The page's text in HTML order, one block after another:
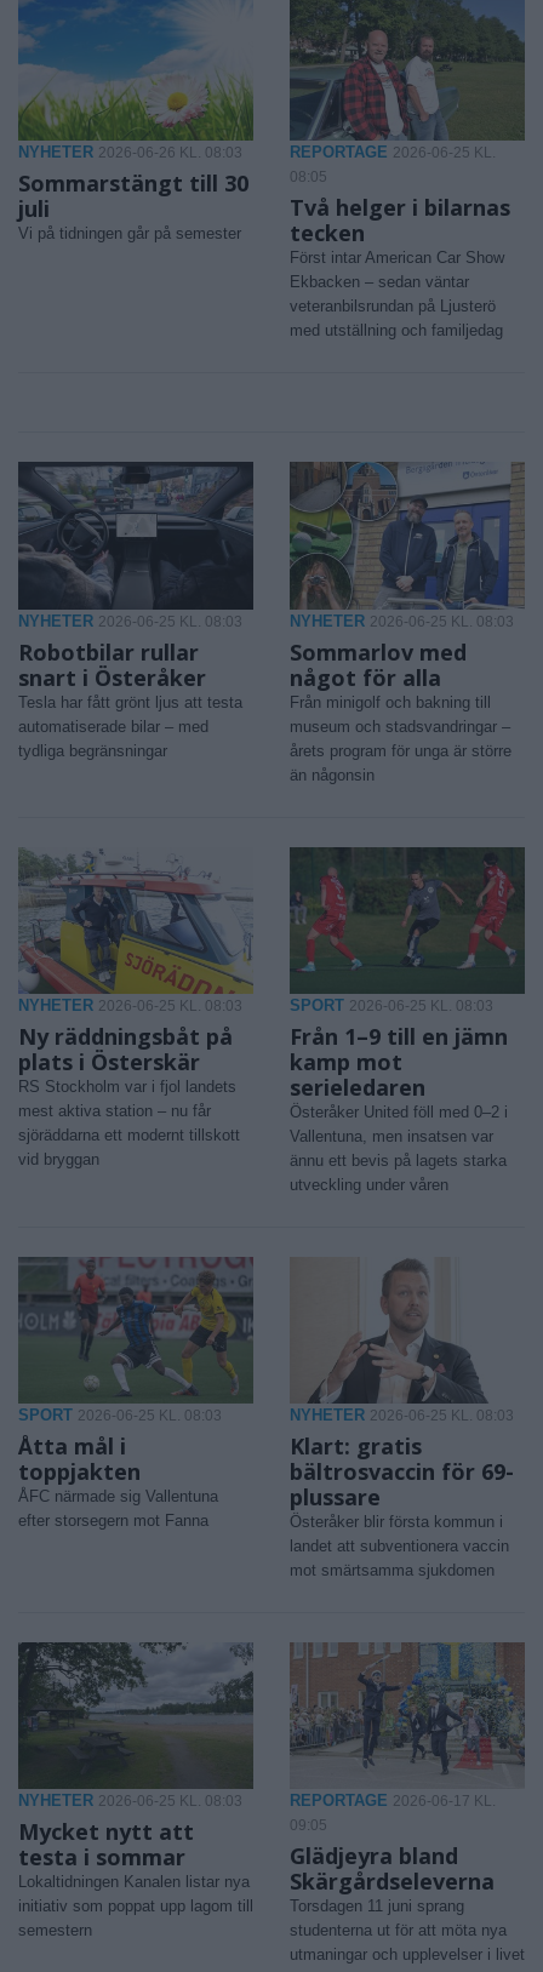
NYHETER 2026-06-26 KL. 08:03
Sommarstängt till 30
juli
Vi på tidningen går på semester
REPORTAGE 2026-06-25 KL.
08:05
Två helger i bilarnas
tecken
Först intar American Car Show
Ekbacken – sedan väntar
veteranbilsrundan på Ljusterö
med utställning och familjedag
NYHETER 2026-06-25 KL. 08:03
Robotbilar rullar
snart i Österåker
Tesla har fått grönt ljus att testa
automatiserade bilar – med
tydliga begränsningar
NYHETER 2026-06-25 KL. 08:03
Sommarlov med
något för alla
Från minigolf och bakning till
museum och stadsvandringar –
årets program för unga är större
än någonsin
NYHETER 2026-06-25 KL. 08:03
Ny räddningsbåt på
plats i Österskär
RS Stockholm var i fjol landets
mest aktiva station – nu får
sjöräddarna ett modernt tillskott
vid bryggan
SPORT 2026-06-25 KL. 08:03
Från 1–9 till en jämn
kamp mot
serieledaren
Österåker United föll med 0–2 i
Vallentuna, men insatsen var
ännu ett bevis på lagets starka
utveckling under våren
SPORT 2026-06-25 KL. 08:03
Åtta mål i
toppjakten
ÅFC närmade sig Vallentuna
efter storsegern mot Fanna
NYHETER 2026-06-25 KL. 08:03
Klart: gratis
bältrosvaccin för 69-
plussare
Österåker blir första kommun i
landet att subventionera vaccin
mot smärtsamma sjukdomen
NYHETER 2026-06-25 KL. 08:03
Mycket nytt att
testa i sommar
Lokaltidningen Kanalen listar nya
initiativ som poppat upp lagom till
semestern
REPORTAGE 2026-06-17 KL.
09:05
Glädjeyra bland
Skärgårdseleverna
Torsdagen 11 juni sprang
studenterna ut för att möta nya
utmaningar och upplevelser i livet